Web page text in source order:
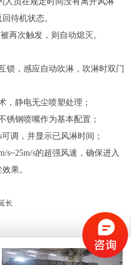
待机状态。
再次触发，则自动熄灭。
锁，感应自动吹淋，吹淋时双门
，静电无尘喷塑处理；
锈钢喷嘴作为基本配置；
调，并显示已风淋时间；
s~25m/s的超强风速，确保进入
果。
长